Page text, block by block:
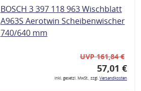
BOSCH 3 397 118 963 Wischblatt
A963S Aerotwin Scheibenwischer
740/640 mm
UVP 161,84 €
57,01 €
inkl. gesetzl. MwSt., zzgl.Versandkosten